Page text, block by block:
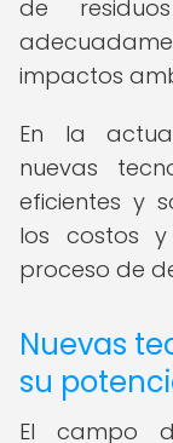
de
impactos
En la
nuevas
eficientes y
los costos
proceso de
Nuevas
su
El campo